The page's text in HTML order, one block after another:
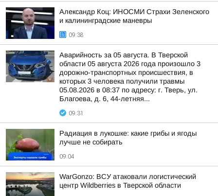
Александр Коц: ИНОСМИ Страхи Зеленского
и калининградские маневры
09:38
Аварийность за 05 августа. В Тверской
области 05 августа 2026 года произошло 3
дорожно-транспортных происшествия, в
которых 3 человека получили травмы
05.08.2026 в 08:37 по адресу: г. Тверь, ул.
Благоева, д. 6, 44-летняя...
09:31
Радиация в лукошке: какие грибы и ягоды
лучше не собирать
09:04
WarGonzo: ВСУ атаковали логистический
центр Wildberries в Тверской области